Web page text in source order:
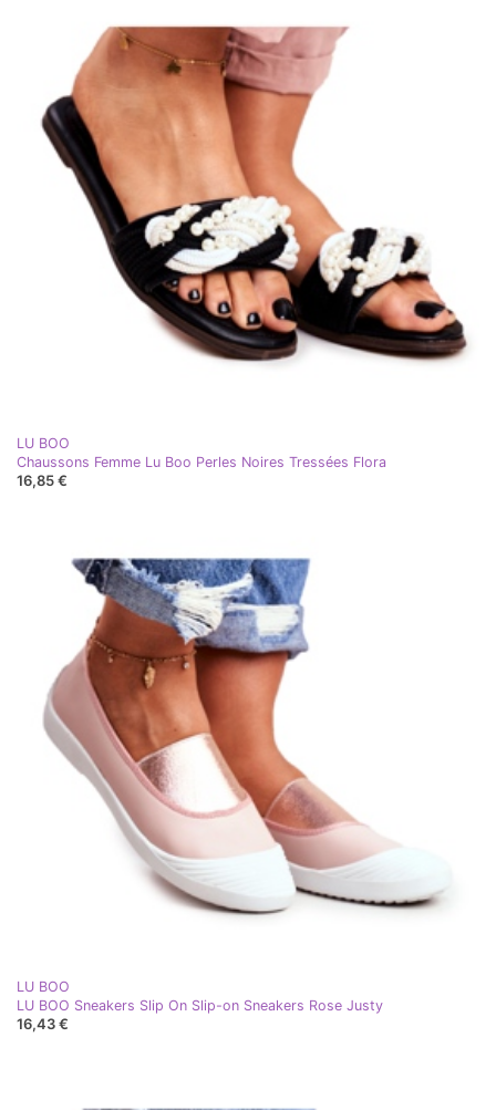
LU BOO
Chaussons Femme Lu Boo Perles Noires Tressées Flora
16,85 €
LU BOO
LU BOO Sneakers Slip On Slip-on Sneakers Rose Justy
16,43 €